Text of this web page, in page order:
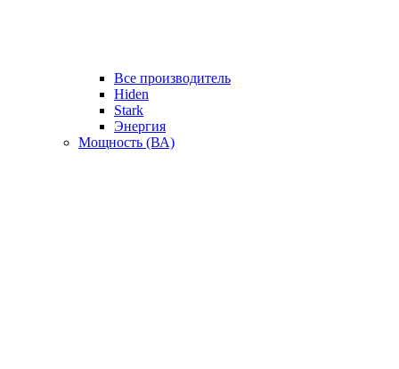
Все производитель
Hiden
Stark
Энергия
Мощность (ВА)